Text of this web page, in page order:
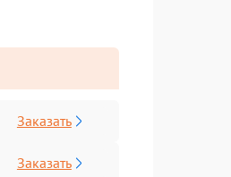
Заказать
Заказать